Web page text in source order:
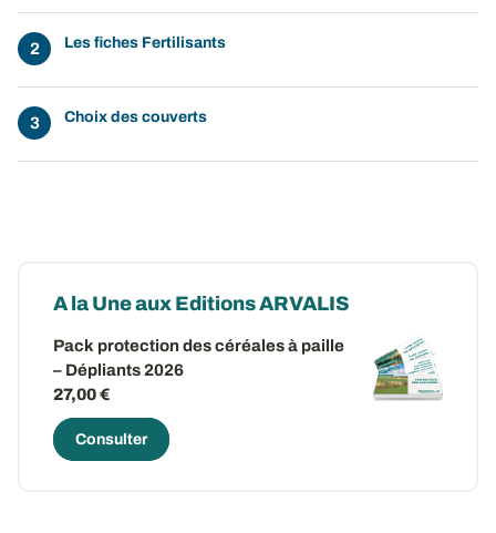
Les fiches Fertilisants
Choix des couverts
A la Une aux Editions ARVALIS
Pack protection des céréales à paille
– Dépliants 2026
27,00 €
Consulter